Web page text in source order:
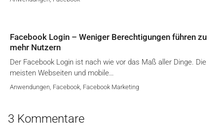
Facebook Login – Weniger Berechtigungen führen zu
mehr Nutzern
Der Facebook Login ist nach wie vor das Maß aller Dinge. Die
meisten Webseiten und mobile…
Anwendungen, Facebook, Facebook Marketing
3 Kommentare